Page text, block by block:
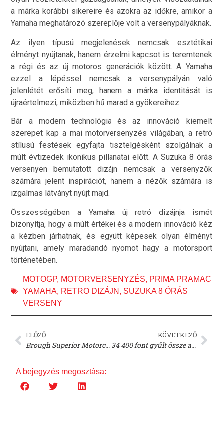
a márka korábbi sikereire és azokra az időkre, amikor a
Yamaha meghatározó szereplője volt a versenypályáknak.
Az ilyen típusú megjelenések nemcsak esztétikai
élményt nyújtanak, hanem érzelmi kapcsot is teremtenek
a régi és az új motoros generációk között. A Yamaha
ezzel a lépéssel nemcsak a versenypályán való
jelenlétét erősíti meg, hanem a márka identitását is
újraértelmezi, miközben hű marad a gyökereihez.
Bár a modern technológia és az innováció kiemelt
szerepet kap a mai motorversenyzés világában, a retró
stílusú festések egyfajta tisztelgésként szolgálnak a
múlt évtizedek ikonikus pillanatai előtt. A Suzuka 8 órás
versenyen bemutatott dizájn nemcsak a versenyzők
számára jelent inspirációt, hanem a nézők számára is
izgalmas látványt nyújt majd.
Összességében a Yamaha új retró dizájnja ismét
bizonyítja, hogy a múlt értékei és a modern innováció kéz
a kézben járhatnak, és együtt képesek olyan élményt
nyújtani, amely maradandó nyomot hagy a motorsport
történetében.
MOTOGP, MOTORVERSENYZÉS, PRIMA PRAMAC
YAMAHA, RETRO DIZÁJN , SUZUKA 8 ÓRÁS
VERSENY
ELŐZŐ
Brough Superior Motorcycles és Richard Mille bemutatja az új RMB01 motorkerékpárt!
KÖVETKEZŐ
34 400 font gyűlt össze az ABR Fesztiválon a Two Wheels for Life jótékonysági szervezet javára
A bejegyzés megosztása: